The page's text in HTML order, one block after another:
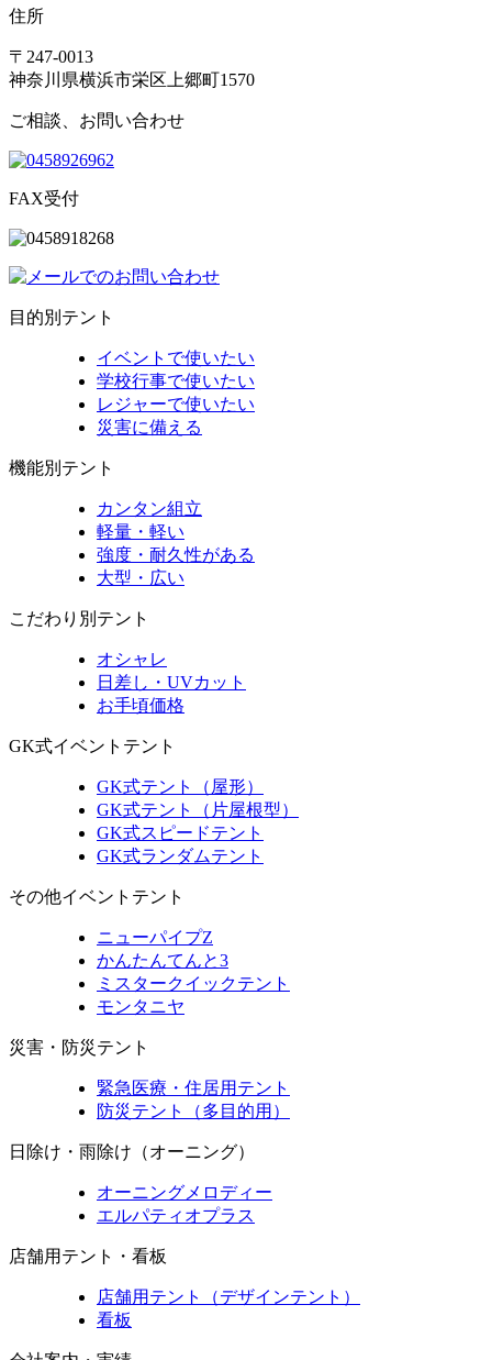
住所
〒247-0013
神奈川県横浜市栄区上郷町1570
ご相談、お問い合わせ
FAX受付
目的別テント
イベントで使いたい
学校行事で使いたい
レジャーで使いたい
災害に備える
機能別テント
カンタン組立
軽量・軽い
強度・耐久性がある
大型・広い
こだわり別テント
オシャレ
日差し・UVカット
お手頃価格
GK式イベントテント
GK式テント（屋形）
GK式テント（片屋根型）
GK式スピードテント
GK式ランダムテント
その他イベントテント
ニューパイプZ
かんたんてんと3
ミスタークイックテント
モンタニヤ
災害・防災テント
緊急医療・住居用テント
防災テント（多目的用）
日除け・雨除け（オーニング）
オーニングメロディー
エルパティオプラス
店舗用テント・看板
店舗用テント（デザインテント）
看板